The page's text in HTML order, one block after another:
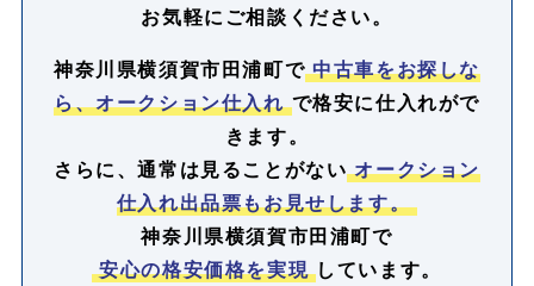
お気軽にご相談ください。
神奈川県横須賀市田浦町で 中古車をお探しな
ら、オークション仕入れ で格安に仕入れがで
きます。
さらに、通常は見ることがない オークション
仕入れ出品票もお見せします。
神奈川県横須賀市田浦町で
安心の格安価格を実現 しています。